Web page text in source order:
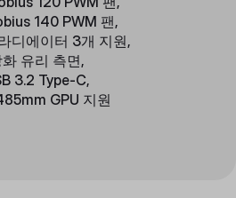
140 PWM 팬,
디에이터 3개 지원,
화 유리 측면,
3.2 Type-C,
GPU 지원